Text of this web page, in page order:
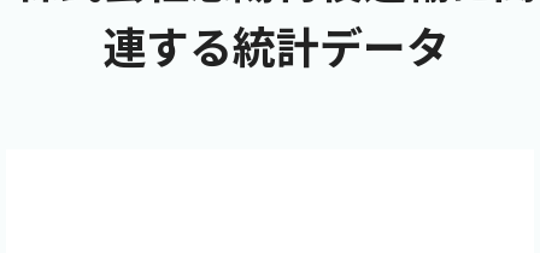
連する統計データ